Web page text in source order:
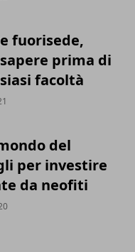
fuorisede,
prima di
facoltà
del
per investire
da neofiti